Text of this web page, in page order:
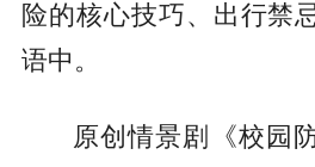
险的核心技巧、出行禁
语中。
原创情景剧《校园